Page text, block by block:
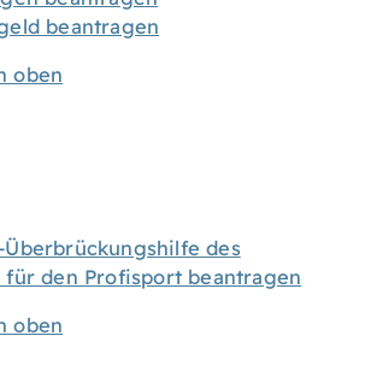
beantragen
oben
Überbrückungshilfe des
für den Profisport beantragen
oben